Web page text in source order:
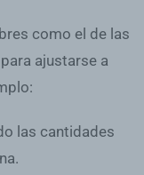
como el de las
ajustarse a
las cantidades